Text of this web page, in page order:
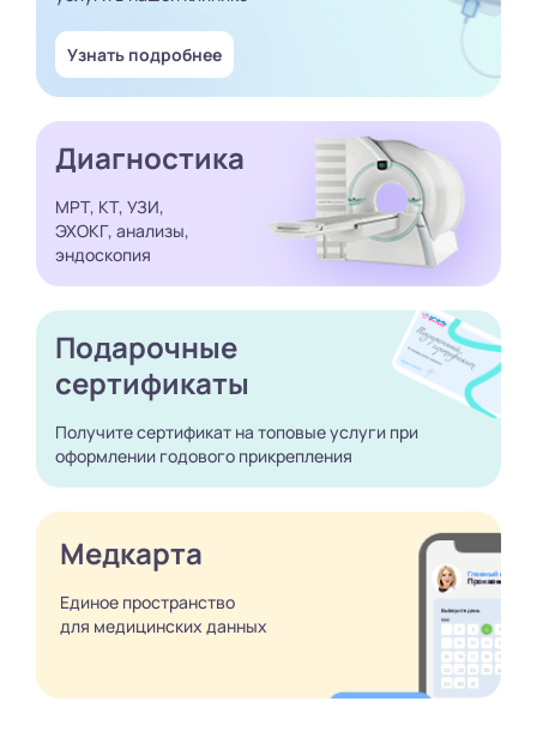
Узнать подробнее
Диагностика
МРТ, КТ, УЗИ,
ЭХОКГ, анализы,
эндоскопия
Подарочные
сертификаты
Получите сертификат на топовые услуги при
оформлении годового прикрепления
Медкарта
Единое пространство
для медицинских данных